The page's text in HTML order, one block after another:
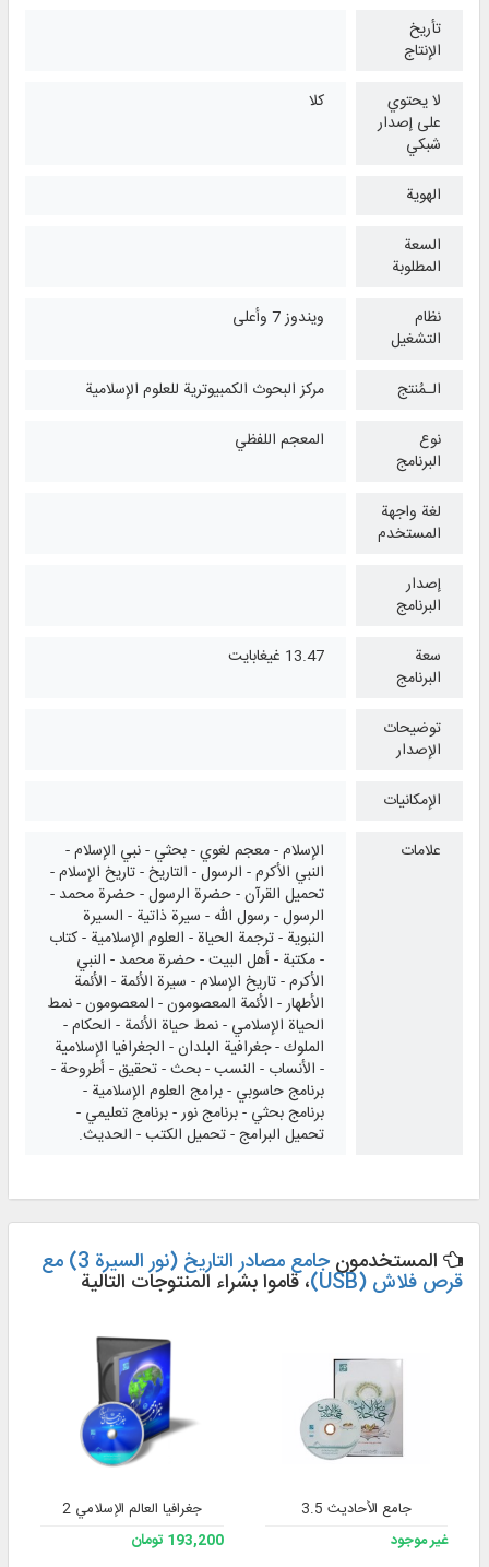
تأريخ
الإنتاج
لا يحتوي
على إصدار
شبكي
كلا
الهوية
السعة
المطلوبة
نظام
التشغیل
ويندوز 7 وأعلی
الـمُنتج
مركز البحوث الكمبيوترية للعلوم الإسلامية
نوع
البرنامج
المعجم اللفظي
لغة واجهة
المستخدم
إصدار
البرنامج
سعة
البرنامج
13.47 غيغابايت
توضيحات
الإصدار
الإمكانيات
علامات
الإسلام - معجم لغوي - بحثي - نبي الإسلام -
النبي الأكرم - الرسول - التاريخ - تاريخ الإسلام -
تحميل القرآن - حضرة الرسول - حضرة محمد -
الرسول - رسول الله - سيرة ذاتية - السيرة
النبوية - ترجمة الحياة - العلوم الإسلامية - كتاب
- مكتبة - أهل البيت - حضرة محمد - النبي
الأكرم - تاريخ الإسلام - سيرة الأئمة - الأئمة
الأطهار - الأئمة المعصومون - المعصومون - نمط
الحياة الإسلامي - نمط حياة الأئمة - الحكام -
الملوك - جغرافية البلدان - الجغرافيا الإسلامية
- الأنساب - النسب - بحث - تحقيق - أطروحة -
برنامج حاسوبي - برامج العلوم الإسلامية -
برنامج بحثي - برنامج نور - برنامج تعليمي -
تحميل البرامج - تحميل الكتب - الحديث.
المستخدمون جامع مصادر التاريخ (نور السيرة 3) مع
قرص فلاش (USB) ، قاموا بشراء المنتوجات التالية
جامع الأحاديث 3.5
غير موجود
جغرافیا العالم الإسلامي 2
193,200 تومان